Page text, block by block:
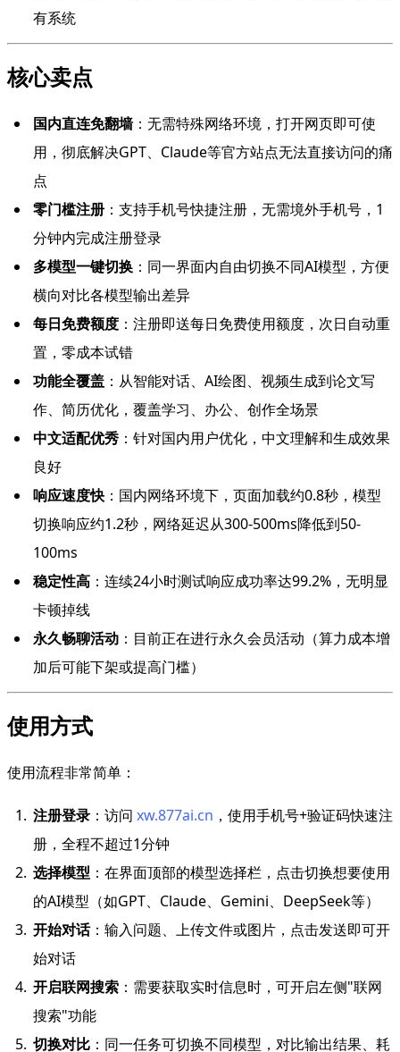
有系统
核心卖点
国内直连免翻墙：无需特殊网络环境，打开网页即可使
用，彻底解决GPT、Claude等官方站点无法直接访问的痛
点
零门槛注册：支持手机号快捷注册，无需境外手机号，1
分钟内完成注册登录
多模型一键切换：同一界面内自由切换不同AI模型，方便
横向对比各模型输出差异
每日免费额度：注册即送每日免费使用额度，次日自动重
置，零成本试错
功能全覆盖：从智能对话、AI绘图、视频生成到论文写
作、简历优化，覆盖学习、办公、创作全场景
中文适配优秀：针对国内用户优化，中文理解和生成效果
良好
响应速度快：国内网络环境下，页面加载约0.8秒，模型
切换响应约1.2秒，网络延迟从300-500ms降低到50-
100ms
稳定性高：连续24小时测试响应成功率达99.2%，无明显
卡顿掉线
永久畅聊活动：目前正在进行永久会员活动（算力成本增
加后可能下架或提高门槛）
使用方式
使用流程非常简单：
注册登录：访问 xw.877ai.cn ，使用手机号+验证码快速注
册，全程不超过1分钟
选择模型 ：在界面顶部的模型选择栏，点击切换想要使用
的AI模型（如GPT、Claude、Gemini、DeepSeek等）
开始对话：输入问题、上传文件或图片，点击发送即可开
始对话
开启联网搜索：需要获取实时信息时，可开启左侧"联网
搜索"功能
切换对比：同一任务可切换不同模型，对比输出结果、耗